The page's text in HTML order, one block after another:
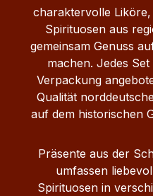
charaktervolle
Spirituosen aus
gemeinsam Genuss
machen. Jedes
Verpackung
Qualität
auf dem historischen
Präsente aus der
umfassen
Spirituosen in